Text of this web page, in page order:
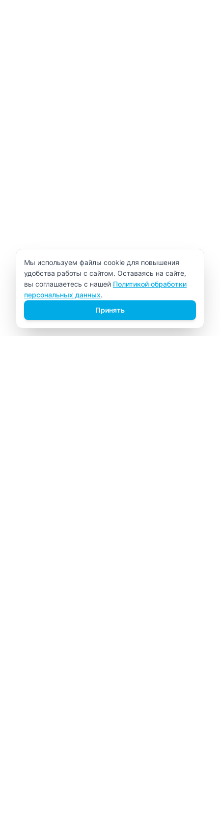
Уведомление об использовании cookie
Мы используем файлы cookie для повышения
удобства работы с сайтом. Оставаясь на сайте,
вы соглашаетесь с нашей Политикой обработки
персональных данных.
Принять